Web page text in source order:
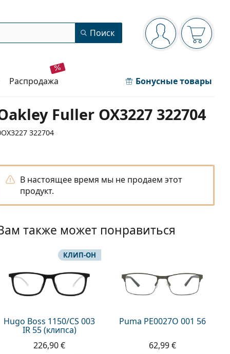
Панель навигации
Вы вошли вВаша
Поиск
распродажа Бонусные товары
Fuller OX3227 322704
322704
В настоящее время мы не продаем этот
продукт.
также может понравиться
Hugo Boss 1150/CS 003
IR 55 (клипса)
КЛИП-ОН
226,90 €
Puma PE0027O 001 56
62,99 €